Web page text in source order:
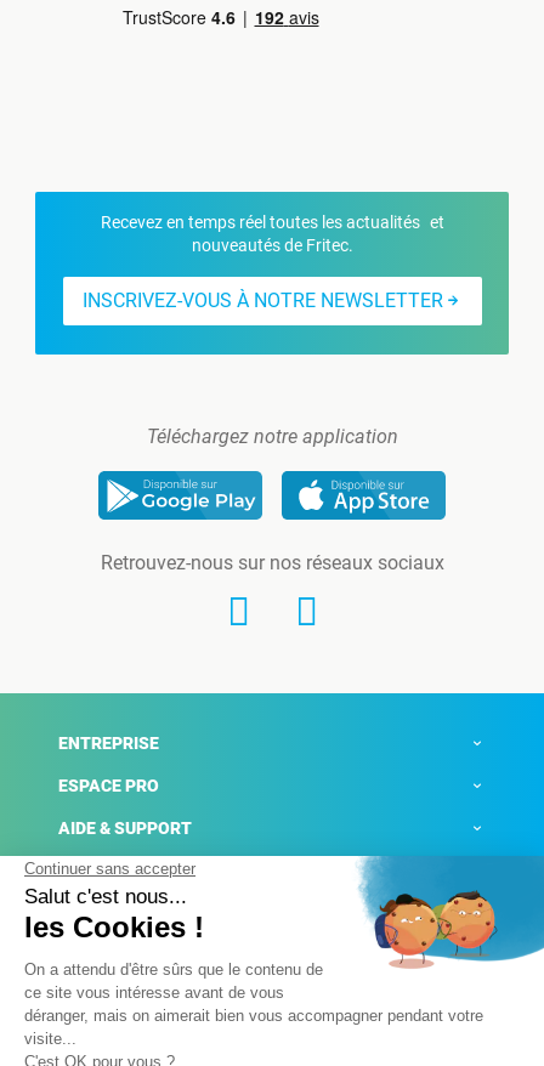
Recevez en temps réel toutes les actualités et
nouveautés de Fritec.
INSCRIVEZ-VOUS À NOTRE NEWSLETTER
Téléchargez notre application
Retrouvez-nous sur nos réseaux sociaux
ENTREPRISE
ESPACE PRO
AIDE & SUPPORT
ACTUALITÉS
Mentions légales